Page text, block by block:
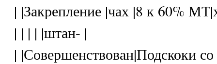
| |Закрепление |чах |8 к 60%
| | | | |штан- |
| |Совершенствован|Подскоки